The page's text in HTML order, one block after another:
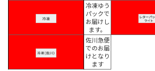
冷凍ゆう
パックで
お届けし
ます。
佐川急便
でのお届
けとなり
ます